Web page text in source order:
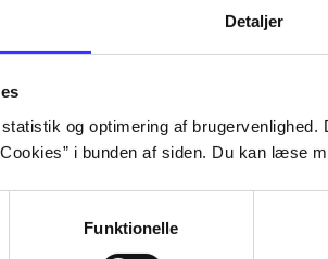
Detaljer
og optimering af
i bunden af siden. Du kan læse
Funktionelle